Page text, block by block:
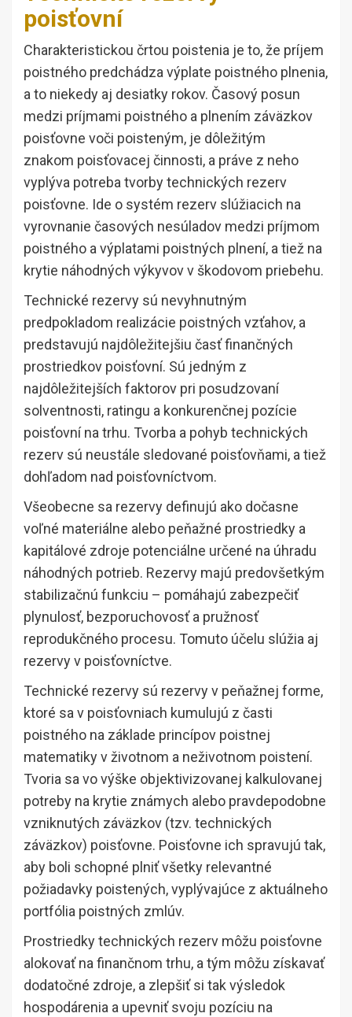
poisťovní
Charakteristickou črtou poistenia je to, že príjem
poistného predchádza výplate poistného plnenia,
a to niekedy aj desiatky rokov. Časový posun
medzi príjmami poistného a plnením záväzkov
poisťovne voči poisteným, je dôležitým
znakom poisťovacej činnosti, a práve z neho
vyplýva potreba tvorby technických rezerv
poisťovne. Ide o systém rezerv slúžiacich na
vyrovnanie časových nesúladov medzi príjmom
poistného a výplatami poistných plnení, a tiež na
krytie náhodných výkyvov v škodovom priebehu.
Technické rezervy sú nevyhnutným
predpokladom realizácie poistných vzťahov, a
predstavujú najdôležitejšiu časť finančných
prostriedkov poisťovní. Sú jedným z
najdôležitejších faktorov pri posudzovaní
solventnosti, ratingu a konkurenčnej pozície
poisťovní na trhu. Tvorba a pohyb technických
rezerv sú neustále sledované poisťovňami, a tiež
dohľadom nad poisťovníctvom.
Všeobecne sa rezervy definujú ako dočasne
voľné materiálne alebo peňažné prostriedky a
kapitálové zdroje potenciálne určené na úhradu
náhodných potrieb. Rezervy majú predovšetkým
stabilizačnú funkciu – pomáhajú zabezpečiť
plynulosť, bezporuchovosť a pružnosť
reprodukčného procesu. Tomuto účelu slúžia aj
rezervy v poisťovníctve.
Technické rezervy sú rezervy v peňažnej forme,
ktoré sa v poisťovniach kumulujú z časti
poistného na základe princípov poistnej
matematiky v životnom a neživotnom poistení.
Tvoria sa vo výške objektivizovanej kalkulovanej
potreby na krytie známych alebo pravdepodobne
vzniknutých záväzkov (tzv. technických
záväzkov) poisťovne. Poisťovne ich spravujú tak,
aby boli schopné plniť všetky relevantné
požiadavky poistených, vyplývajúce z aktuálneho
portfólia poistných zmlúv.
Prostriedky technických rezerv môžu poisťovne
alokovať na finančnom trhu, a tým môžu získavať
dodatočné zdroje, a zlepšiť si tak výsledok
hospodárenia a upevniť svoju pozíciu na